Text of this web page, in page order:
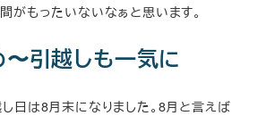
がもったいないなぁと思います。
引越しも一気に
日は8月末になりました。8月と言えば